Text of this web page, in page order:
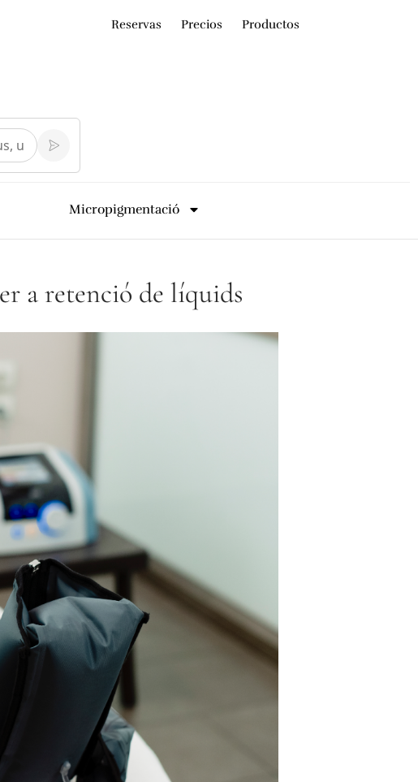
Reservas Precios Productos
Micropigmentació
a retenció de líquids